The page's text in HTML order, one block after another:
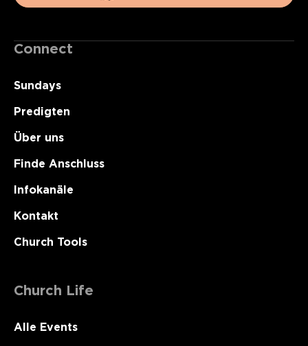
Connect
Sundays
Predigten
Über uns
Finde Anschluss
Infokanäle
Kontakt
Church Tools
Church Life
Alle Events